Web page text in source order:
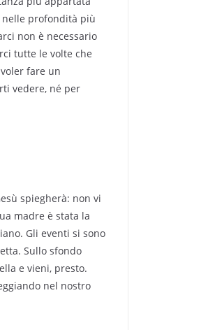
nelle profondità più
non è necessario
tutte le volte che
fare un
vedere, né per
spiegherà: non vi
madre è stata la
Gli eventi si sono
Sullo sfondo
e vieni, presto.
nel nostro